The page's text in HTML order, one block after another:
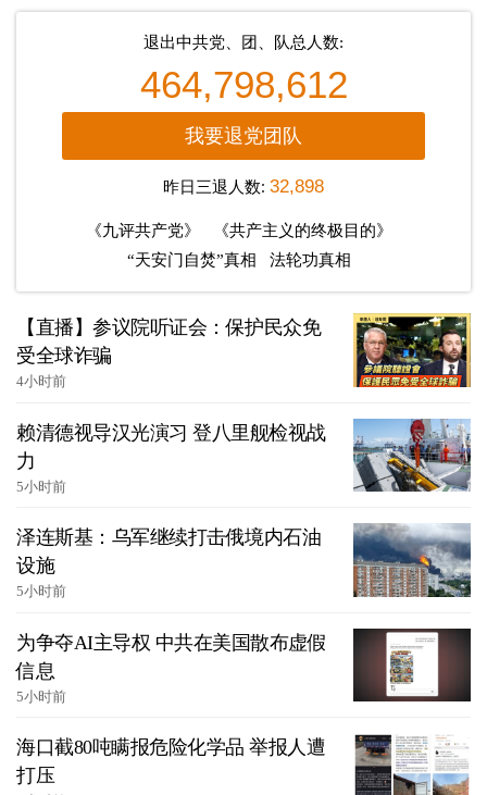
退出中共党、团、队总人数:
464,798,612
我要退党团队
昨日三退人数: 32,898
《九评共产党》
《共产主义的终极目的》
“天安门自焚”真相
法轮功真相
【直播】参议院听证会：保护民众免
受全球诈骗
4小时前
赖清德视导汉光演习 登八里舰检视战
力
5小时前
泽连斯基：乌军继续打击俄境内石油
设施
5小时前
为争夺AI主导权 中共在美国散布虚假
信息
5小时前
海口截80吨瞒报危险化学品 举报人遭
打压